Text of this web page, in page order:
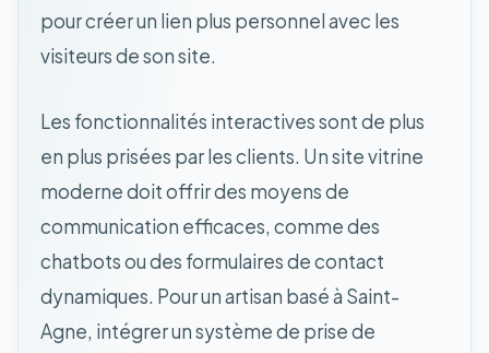
pour créer un lien plus personnel avec les
visiteurs de son site.
Les fonctionnalités interactives sont de plus
en plus prisées par les clients. Un site vitrine
moderne doit offrir des moyens de
communication efficaces, comme des
chatbots ou des formulaires de contact
dynamiques. Pour un artisan basé à Saint-
Agne, intégrer un système de prise de